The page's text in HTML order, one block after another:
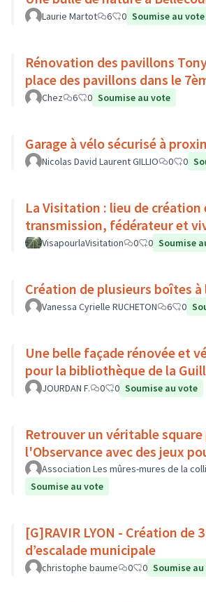
Laurie Martot 6 0 Soumise au vote
Rénovation des pavillons
place des pavillons dans le
Chez 6 0 Soumise au vote
Garage à vélo sécurisé à
Nicolas David Laurent GILLIO 0 0
La Visitation : lieu de création
transmission, fédérateur et
VisapourlaVisitation 0 0 Soumise
Création de plusieurs boîtes à
Vanessa Cyrielle RUCHETON 6 0
Une belle façade rénovée et
pour la bibliothèque de la
JOURDAN F. 0 0 Soumise au vote
Retrouver un véritable square
l'Observance avec des jeux
Association Les mûres-mures de la
Soumise au vote
[G]RAVIR LYON - Création de
d’escalade municipale
christophe baume 0 0 Soumise